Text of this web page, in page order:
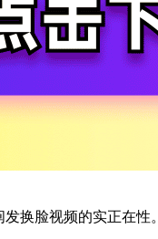
脸视频的实正在性